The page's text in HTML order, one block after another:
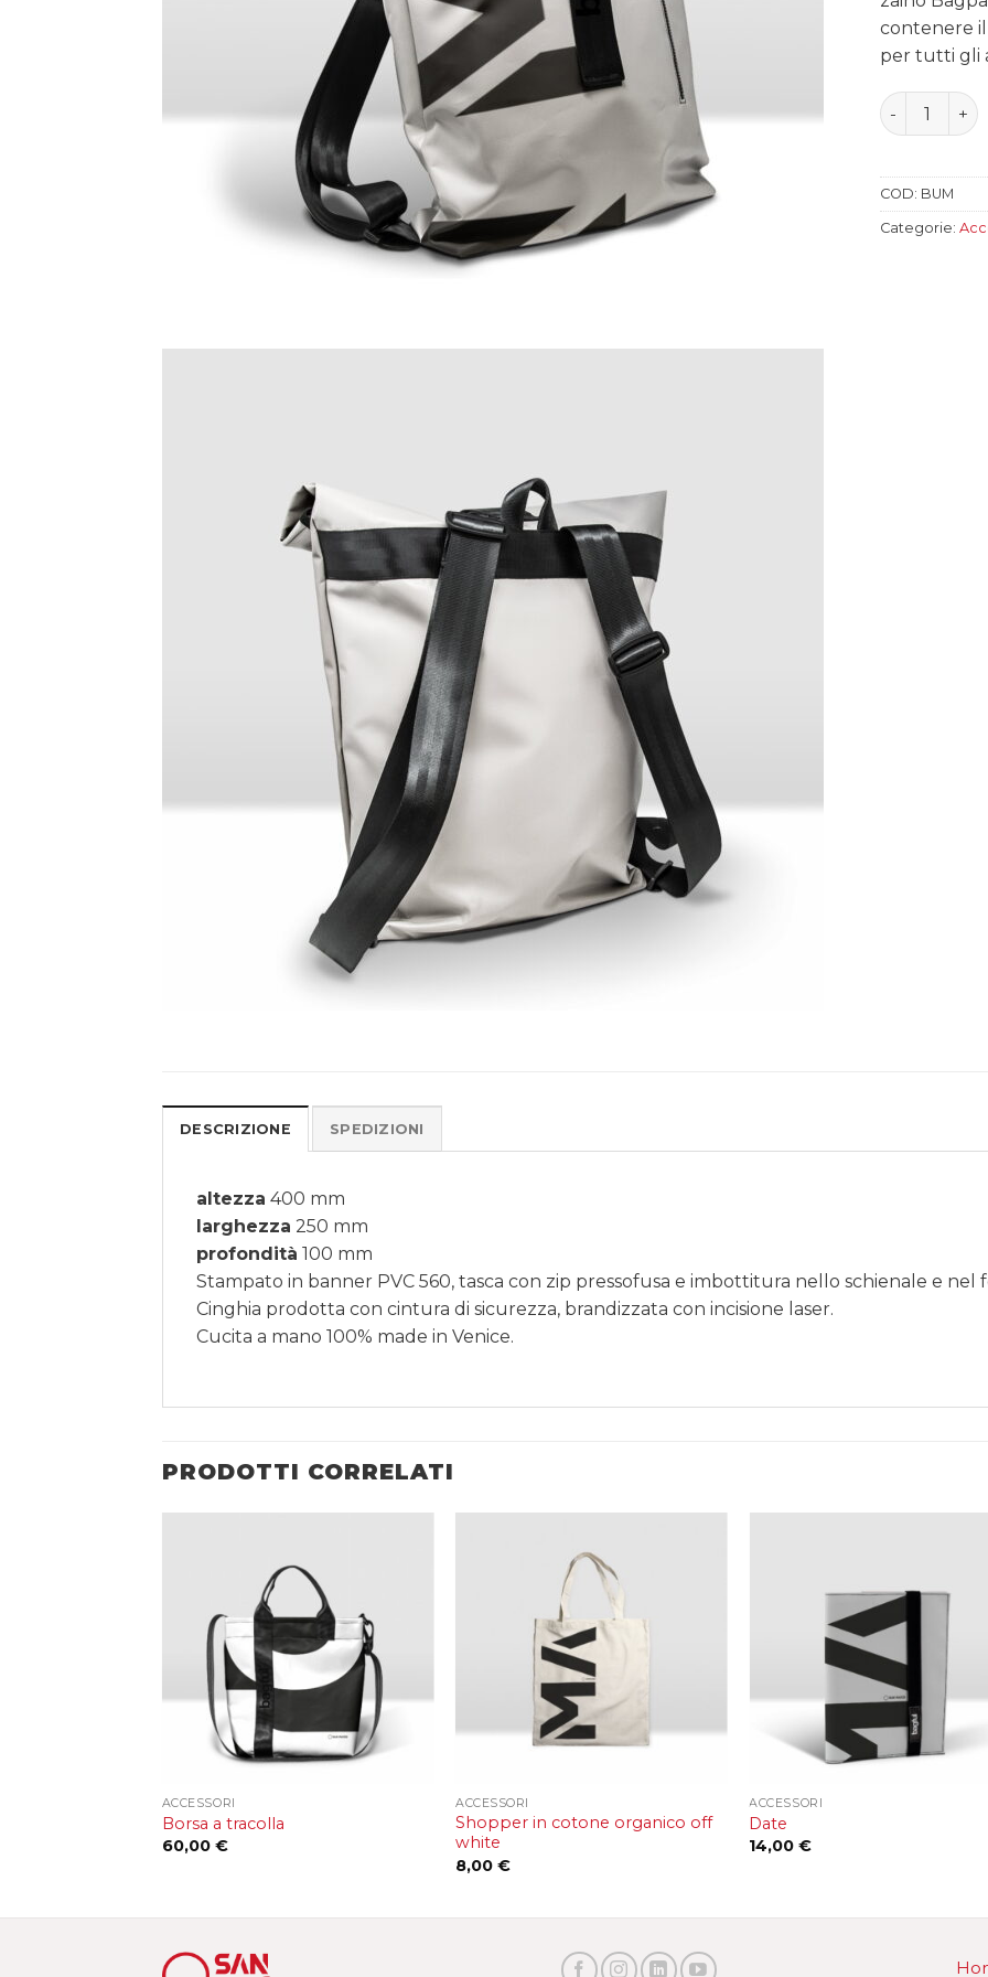
contenere
per tutti gli
Bagpack
COD: BUM
Categorie:
DESCRIZIONE SPEDIZIONI
altezza 400 mm
larghezza 250 mm
profondità 100 mm
Stampato in banner PVC 560, tasca con zip pressofusa e imbottitura nello schienale e nel
Cinghia prodotta con cintura di sicurezza, brandizzata con incisione laser.
Cucita a mano 100% made in Venice.
PRODOTTI CORRELATI
ACCESSORI
Borsa a tracolla
60,00 €
ACCESSORI
Shopper in cotone organico off
white
8,00€
ACCESSORI
Date
14,00€